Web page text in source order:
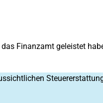
Finanzamt geleistet